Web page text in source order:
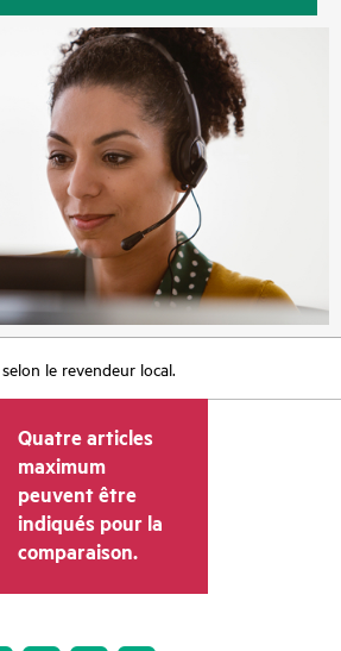
le revendeur local.
Quatre articles
maximum
peuvent être
indiqués pour la
comparaison.